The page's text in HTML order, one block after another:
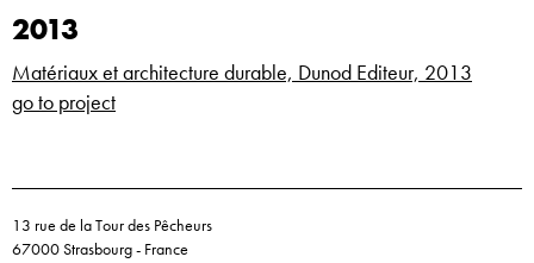
2013
Matériaux et architecture durable, Dunod Editeur, 2013
go to project
13 rue de la Tour des Pêcheurs
67000 Strasbourg - France